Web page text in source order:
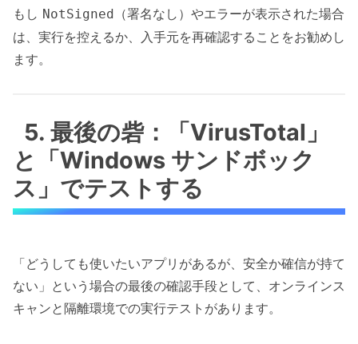
もし NotSigned （署名なし）やエラーが表示された場合
は、実行を控えるか、入手元を再確認することをお勧めし
ます。
5. 最後の砦：「VirusTotal」
と「Windows サンドボック
ス」でテストする
「どうしても使いたいアプリがあるが、安全か確信が持て
ない」という場合の最後の確認手段として、オンラインス
キャンと隔離環境での実行テストがあります。